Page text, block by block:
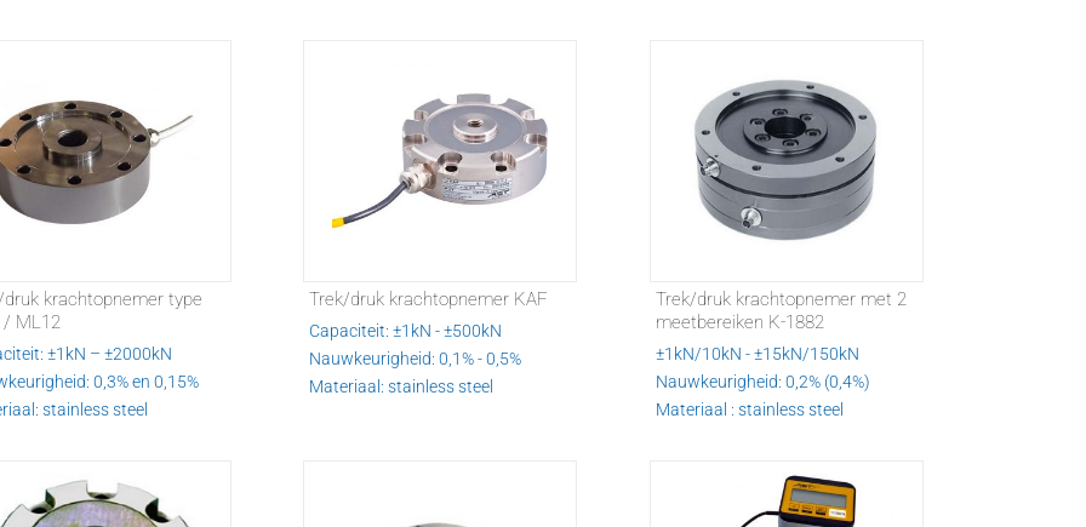
druk krachtopnemer type
/ ML12
±1kN – ±2000kN
0,3% en 0,15%
stainless steel
Trek/druk krachtopnemer KAF
Capaciteit: ±1kN - ±500kN
Nauwkeurigheid: 0,1% - 0,5%
Materiaal: stainless steel
Trek/druk krachtopnemer met 2
meetbereiken K-1882
±1kN/10kN - ±15kN/150kN
Nauwkeurigheid: 0,2% (0,4%)
Materiaal : stainless steel